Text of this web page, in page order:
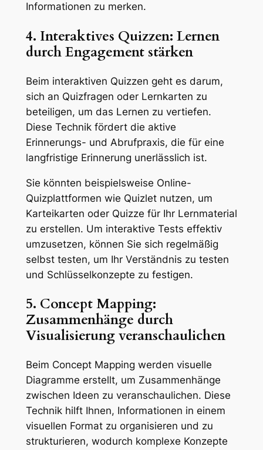
Informationen zu merken.
4. Interaktives Quizzen: Lernen
durch Engagement stärken
Beim interaktiven Quizzen geht es darum,
sich an Quizfragen oder Lernkarten zu
beteiligen, um das Lernen zu vertiefen.
Diese Technik fördert die aktive
Erinnerungs- und Abrufpraxis, die für eine
langfristige Erinnerung unerlässlich ist.
Sie könnten beispielsweise Online-
Quizplattformen wie Quizlet nutzen, um
Karteikarten oder Quizze für Ihr Lernmaterial
zu erstellen. Um interaktive Tests effektiv
umzusetzen, können Sie sich regelmäßig
selbst testen, um Ihr Verständnis zu testen
und Schlüsselkonzepte zu festigen.
5. Concept Mapping:
Zusammenhänge durch
Visualisierung veranschaulichen
Beim Concept Mapping werden visuelle
Diagramme erstellt, um Zusammenhänge
zwischen Ideen zu veranschaulichen. Diese
Technik hilft Ihnen, Informationen in einem
visuellen Format zu organisieren und zu
strukturieren, wodurch komplexe Konzepte